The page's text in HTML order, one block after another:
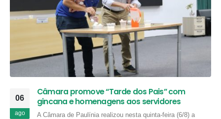
06
ago
Câmara promove “Tarde dos Pais” com
gincana e homenagens aos servidores
A Câmara de Paulínia realizou nesta quinta-feira (6/8) a